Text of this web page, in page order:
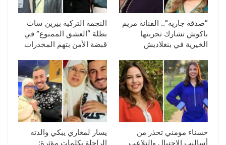
“صدقة جارية”.. الفنانة مريم
باكوش تشارك تجربتها
الخيرية في بنغلاديش
النجمة التركية بيرين سات
بطلة “العشق الممنوع” في
قبضة الأمن بتهم المخدرات
حسناء مومني تحذر من
أساليب الاحتيال والتلاعب
يسار لمغاري يبكي والدته
الراحلة بكلمات مؤثرة: